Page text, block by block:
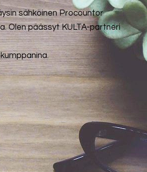
sähköinen Procountor
Olen päässyt KULTA-partneri